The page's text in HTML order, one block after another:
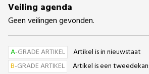
Veiling agenda
Geen veilingen gevonden.
A-GRADE ARTIKEL
Artikel is in nieuwstaat
B-GRADE ARTIKEL
Artikel is een